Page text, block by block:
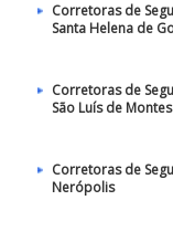
Corretoras de
Santa Helena de
Corretoras de
São Luís de
Corretoras de
Nerópolis